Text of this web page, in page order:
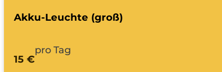
Akku-Leuchte (groß)
15 €
pro Tag